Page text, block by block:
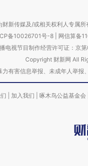
新传媒及/或相关权利人专属
备10026701号-8 网信算备
电视节目制作经营许可证：京
Copyright 财新网 All
力有害信息举报、未成年人
加入我们 啄木鸟公益基金会